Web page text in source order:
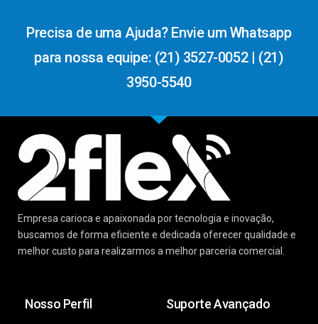
Precisa de uma Ajuda? Envie um Whatsapp
para nossa equipe: (21) 3527-0052 | (21)
3950-5540
Empresa carioca e apaixonada por tecnologia e inovação,
buscamos de forma eficiente e dedicada oferecer qualidade e
melhor custo para realizarmos a melhor parceria comercial.
Nosso Perfil Suporte Avançado